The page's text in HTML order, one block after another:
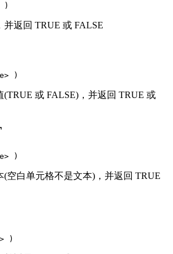
)
返回 TRUE 或 FALSE
)
或 FALSE)，并返回 TRUE 或
)
(空白单元格不是文本)，并返回 TRUE
)